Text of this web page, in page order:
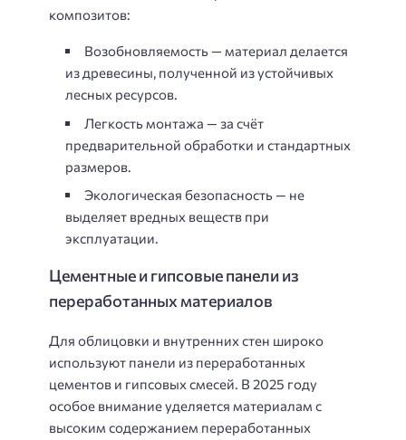
композитов:
Возобновляемость — материал делается
из древесины, полученной из устойчивых
лесных ресурсов.
Легкость монтажа — за счёт
предварительной обработки и стандартных
размеров.
Экологическая безопасность — не
выделяет вредных веществ при
эксплуатации.
Цементные и гипсовые панели из
переработанных материалов
Для облицовки и внутренних стен широко
используют панели из переработанных
цементов и гипсовых смесей. В 2025 году
особое внимание уделяется материалам с
высоким содержанием переработанных